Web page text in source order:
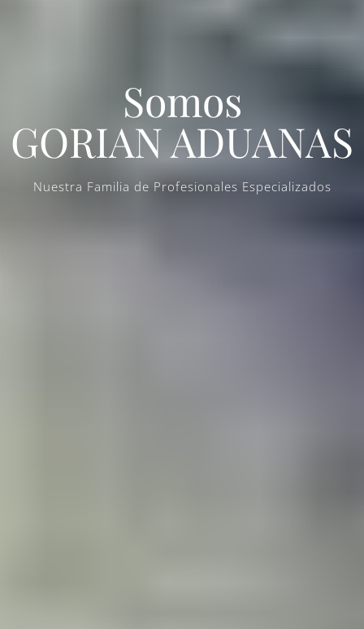
Somos
GORIAN ADUANAS
Nuestra Familia de Profesionales Especializados